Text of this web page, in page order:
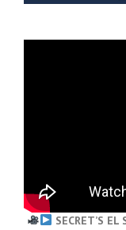
SECRET’S EL